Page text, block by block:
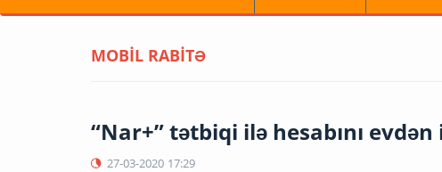
MOBİL RABİTƏ
“Nar+” tətbiqi ilə hesabını
27-03-2020 17:29